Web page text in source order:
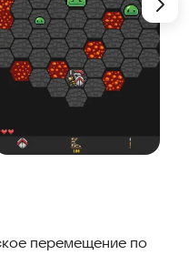
перемещение по